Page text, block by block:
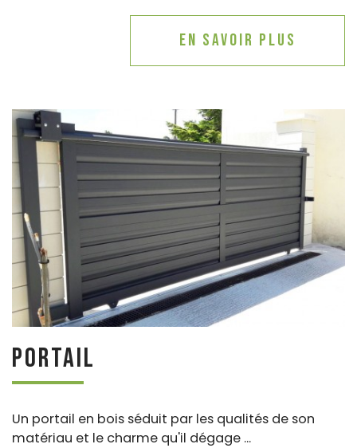
En savoir plus
Portail
Un portail en bois séduit par les qualités de son
matériau et le charme qu'il dégage ...